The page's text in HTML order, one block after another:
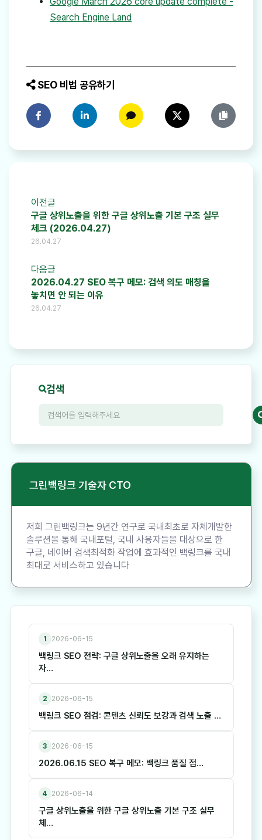
Search Engine Land
SEO 비법 공유하기
페이스북에 공유하기링크드인에 공유하기카카오톡에 공유하기트위터에 공유하기링크 복사
이전글
구글 상위노출을 위한 구글 상위노출 기본 구조 실무
체크 (2026.04.27)
26.04.27
다음글
2026.04.27 SEO 복구 메모: 검색 의도 매칭을
놓치면 안 되는 이유
26.04.27
검색
그린백링크 기술자 CTO
저희 그린백링크는 9년간 연구로 국내최초로 자체개발한
솔루션을 통해 국내포털, 국내 사용자들을 대상으로 한
구글, 네이버 검색최적화 작업에 효과적인 백링크를 국내
최대로 서비스하고 있습니다
1 2026-06-15
백링크 SEO 전략: 구글 상위노출을 오래 유지하는
자…
2 2026-06-15
백링크 SEO 점검: 콘텐츠 신뢰도 보강과 검색 노출 …
3 2026-06-15
2026.06.15 SEO 복구 메모: 백링크 품질 점…
4 2026-06-14
구글 상위노출을 위한 구글 상위노출 기본 구조 실무
체…